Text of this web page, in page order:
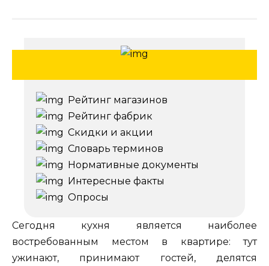
Рейтинг магазинов
Рейтинг фабрик
Скидки и акции
Словарь терминов
Нормативные документы
Интересные факты
Опросы
Сегодня кухня является наиболее
востребованным местом в квартире: тут
ужинают, принимают гостей, делятся